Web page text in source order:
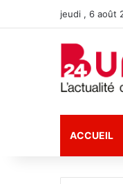
jeudi , 6 août
ACCUEIL